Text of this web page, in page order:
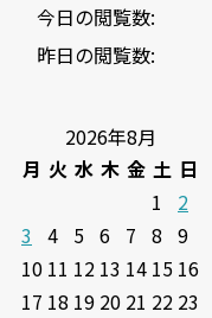
今日の閲覧数:
昨日の閲覧数:
2026年8月
月 火 水 木 金 土 日
1
2
3 4 5 6 7 8 9
10 11 12 13 14 15 16
17 18 19 20 21 22 23